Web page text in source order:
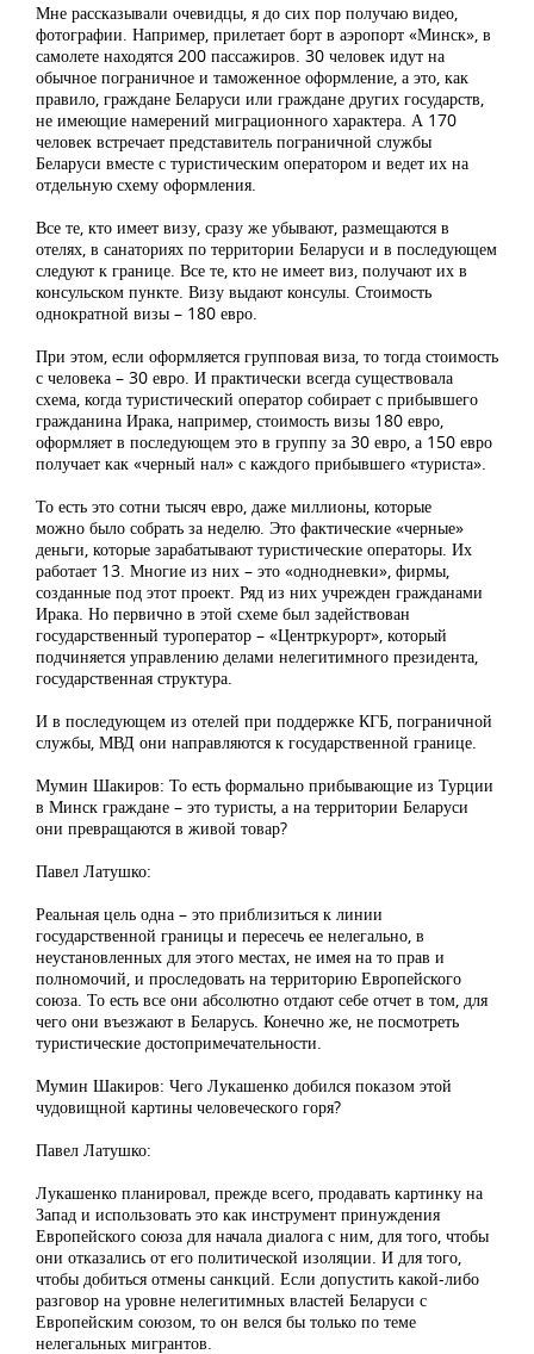
Мне рассказывали очевидцы, я до сих пор получаю видео,
фотографии. Например, прилетает борт в аэропорт «Минск», в
самолете находятся 200 пассажиров. 30 человек идут на
обычное пограничное и таможенное оформление, а это, как
правило, граждане Беларуси или граждане других государств,
не имеющие намерений миграционного характера. А 170
человек встречает представитель пограничной службы
Беларуси вместе с туристическим оператором и ведет их на
отдельную схему оформления.
Все те, кто имеет визу, сразу же убывают, размещаются в
отелях, в санаториях по территории Беларуси и в последующем
следуют к границе. Все те, кто не имеет виз, получают их в
консульском пункте. Визу выдают консулы. Стоимость
однократной визы – 180 евро.
При этом, если оформляется групповая виза, то тогда стоимость
с человека – 30 евро. И практически всегда существовала
схема, когда туристический оператор собирает с прибывшего
гражданина Ирака, например, стоимость визы 180 евро,
оформляет в последующем это в группу за 30 евро, а 150 евро
получает как «черный нал» с каждого прибывшего «туриста».
То есть это сотни тысяч евро, даже миллионы, которые
можно было собрать за неделю. Это фактические «черные»
деньги, которые зарабатывают туристические операторы. Их
работает 13. Многие из них – это «однодневки», фирмы,
созданные под этот проект. Ряд из них учрежден гражданами
Ирака. Но первично в этой схеме был задействован
государственный туроператор – «Центркурорт», который
подчиняется управлению делами нелегитимного президента,
государственная структура.
И в последующем из отелей при поддержке КГБ, пограничной
службы, МВД они направляются к государственной границе.
Мумин Шакиров: То есть формально прибывающие из Турции
в Минск граждане – это туристы, а на территории Беларуси
они превращаются в живой товар?
Павел Латушко:
Реальная цель одна – это приблизиться к линии
государственной границы и пересечь ее нелегально, в
неустановленных для этого местах, не имея на то прав и
полномочий, и проследовать на территорию Европейского
союза. То есть все они абсолютно отдают себе отчет в том, для
чего они въезжают в Беларусь. Конечно же, не посмотреть
туристические достопримечательности.
Мумин Шакиров: Чего Лукашенко добился показом этой
чудовищной картины человеческого горя?
Павел Латушко:
Лукашенко планировал, прежде всего, продавать картинку на
Запад и использовать это как инструмент принуждения
Европейского союза для начала диалога с ним, для того, чтобы
они отказались от его политической изоляции. И для того,
чтобы добиться отмены санкций. Если допустить какой-либо
разговор на уровне нелегитимных властей Беларуси с
Европейским союзом, то он велся бы только по теме
нелегальных мигрантов.